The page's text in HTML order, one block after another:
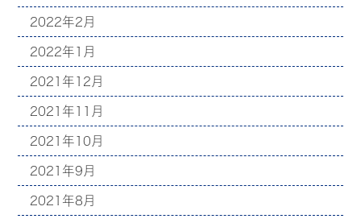
2022年2月
2022年1月
2021年12月
2021年11月
2021年10月
2021年9月
2021年8月